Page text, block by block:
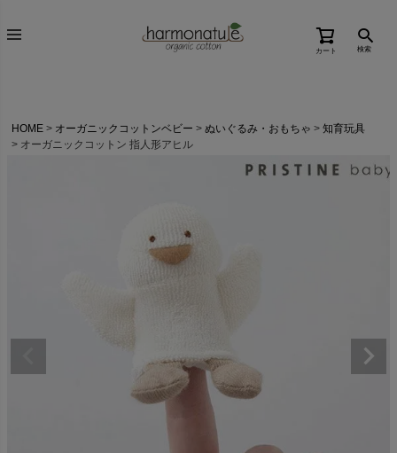
カート 検索
HOME オーガニックコットンベビー ぬいぐるみ・おもちゃ
知育玩具
オーガニックコットン 指人形アヒル